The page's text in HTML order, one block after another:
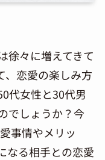
徐々に増えてきて
、恋愛の楽しみ方
代女性と30代男
でしょうか？今
事情やメリッ
なる相手との恋愛